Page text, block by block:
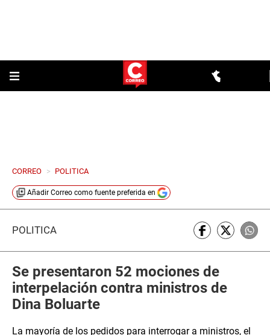
CORREO > POLITICA
Añadir Correo como fuente preferida en
POLÍTICA
Se presentaron 52 mociones de
interpelación contra ministros de
Dina Boluarte
La mayoría de los pedidos para interrogar a ministros, el